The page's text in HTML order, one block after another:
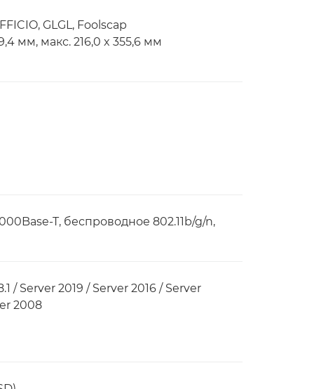
GLGL, Foolscap
мм, макс. 216,0 x 355,6 мм
T, беспроводное 802.11b/g/n,
/ Server 2019 / Server 2016 / Server
2008